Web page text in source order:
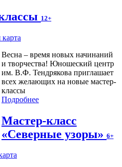
12+
Весна – время новых начинаний
и творчества! Юношеский центр
им. В.Ф. Тендрякова приглашает
всех желающих на новые мастер-
классы
Подробнее
Мастер-класс
«Северные узоры» 6+